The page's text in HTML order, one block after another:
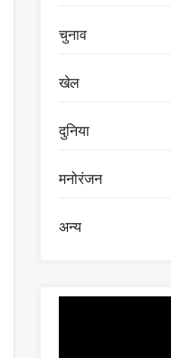
चुनाव
खेल
दुनिया
मनोरंजन
अन्य